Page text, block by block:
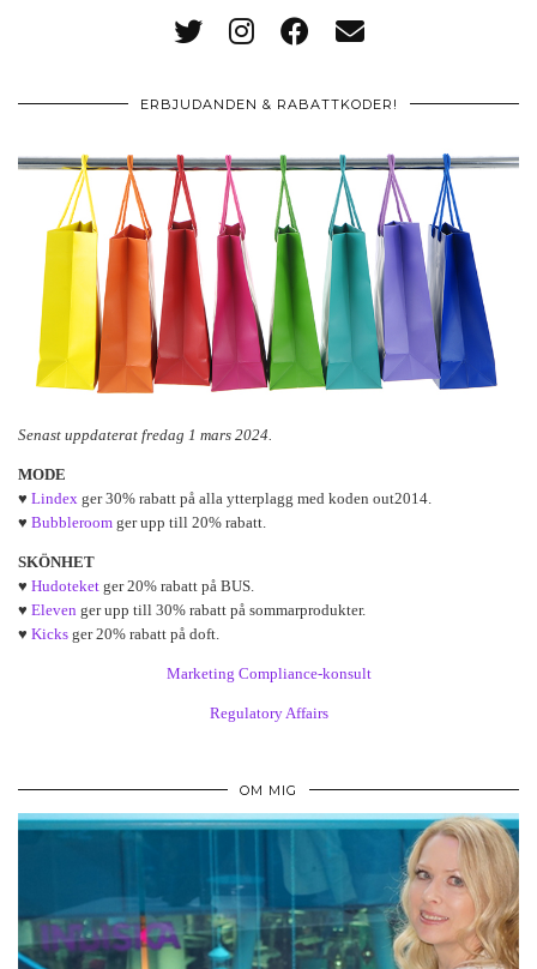
ERBJUDANDEN & RABATTKODER!
Senast uppdaterat fredag 1 mars 2024.
MODE
♥ Lindex ger 30% rabatt på alla ytterplagg med koden out2014.
♥ Bubbleroom ger upp till 20% rabatt.
SKÖNHET
♥ Hudoteket ger 20% rabatt på BUS.
♥ Eleven ger upp till 30% rabatt på sommarprodukter.
♥ Kicks ger 20% rabatt på doft.
Marketing Compliance-konsult
Regulatory Affairs
OM MIG